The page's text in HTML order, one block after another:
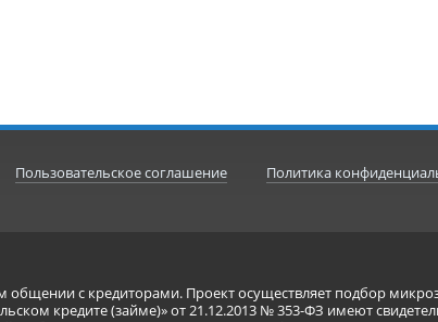
Пользовательское соглашение Политика
общении с кредиторами. Проект осуществляет подбор
кредите (займе)» от 21.12.2013 № 353-ФЗ имеют